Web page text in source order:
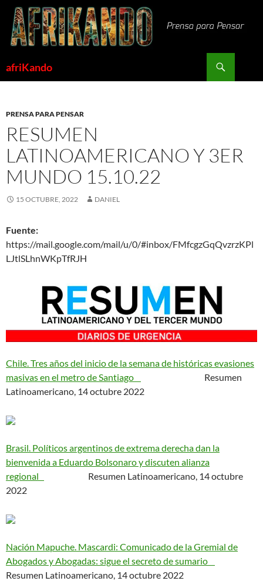
Saltar
contenido
afriKando
PRENSA PARA PENSAR
RESUMEN
LATINOAMERICANO Y 3ER
MUNDO 15.10.22
15 OCTUBRE, 2022 DANIEL
Fuente:
https://mail.google.com/mail/u/0/#inbox/FMfcgzGqQvzrzKPl
LJtlSLhnWKpTfRJH
Chile. Tres años del inicio de la semana de históricas evasiones
masivas en el metro de Santiago
Resumen
Latinoamericano, 14 octubre 2022
Brasil. Políticos argentinos de extrema derecha dan la
bienvenida a Eduardo Bolsonaro y discuten alianza
regional
Resumen Latinoamericano, 14 octubre
2022
Nación Mapuche. Mascardi: Comunicado de la Gremial de
Abogados y Abogadas: sigue el secreto de sumario
Resumen Latinoamericano, 14 octubre 2022